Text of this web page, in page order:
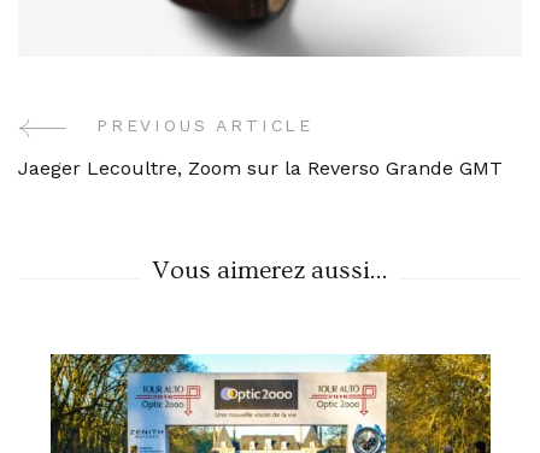
Post
PREVIOUS ARTICLE
Jaeger Lecoultre, Zoom sur la Reverso Grande GMT
Vous aimerez aussi...